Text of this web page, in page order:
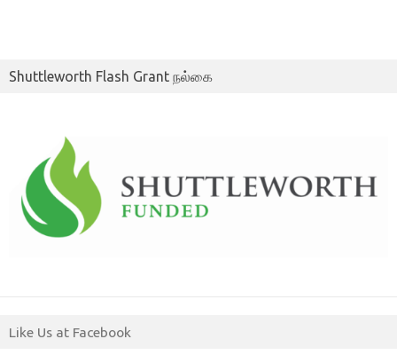
Shuttleworth Flash Grant நல்கை
Like Us at Facebook